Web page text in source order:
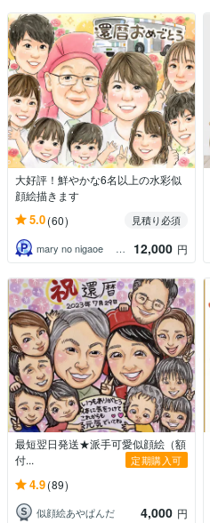
大好評！鮮やかな6名以上の水彩似
顔絵描きます
5.0(60)
見積り必須
mary no nigaoe 似顔絵
12,000 円
最短翌日発送★派手可愛似顔絵（額
付...
定期購入可
4.9(89)
似顔絵あやぱんだ 4,000 円